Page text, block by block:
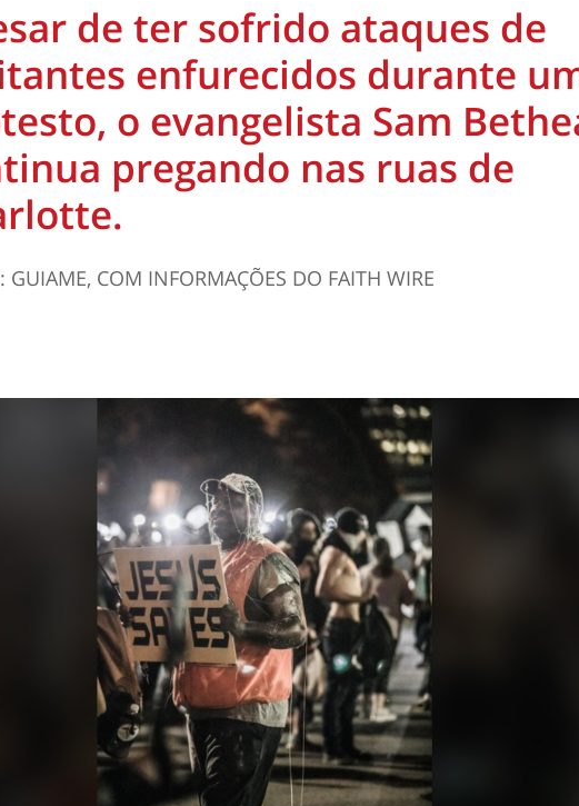
de ter sofrido ataques de
enfurecidos durante
o evangelista Sam
pregando nas ruas de
GUIAME, COM INFORMAÇÕES DO FAITH WIRE